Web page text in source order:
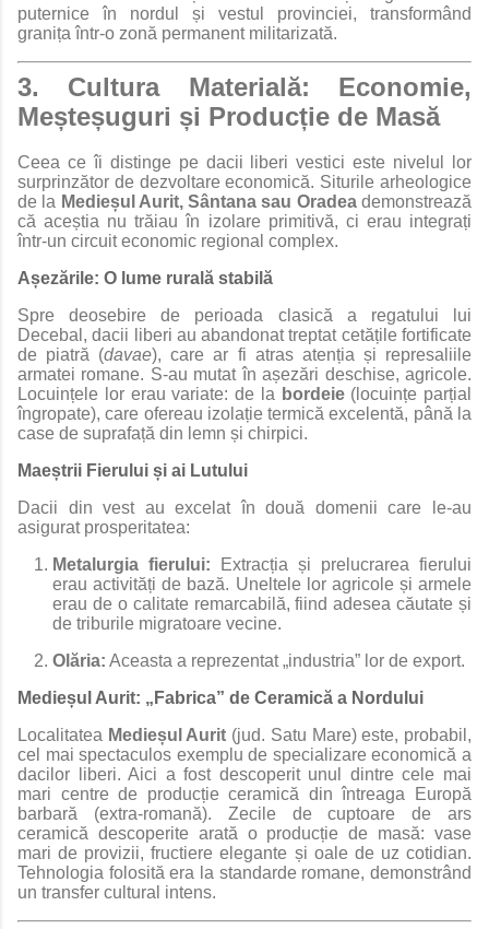
puternice în nordul și vestul provinciei, transformând
granița într-o zonă permanent militarizată.
3. Cultura Materială: Economie,
Meșteșuguri și Producție de Masă
Ceea ce îi distinge pe dacii liberi vestici este nivelul lor
surprinzător de dezvoltare economică. Siturile arheologice
de la Medieșul Aurit, Sântana sau Oradeademonstrează
că aceștia nu trăiau în izolare primitivă, ci erau integrați
într-un circuit economic regional complex.
Așezările: O lume rurală stabilă
Spre deosebire de perioada clasică a regatului lui
Decebal, dacii liberi au abandonat treptat cetățile fortificate
de piatră (davae), care ar fi atras atenția și represaliile
armatei romane. S-au mutat în așezări deschise, agricole.
Locuințele lor erau variate: de la bordeie(locuințe parțial
îngropate), care ofereau izolație termică excelentă, până la
case de suprafață din lemn și chirpici.
Maeștrii Fierului și ai Lutului
Dacii din vest au excelat în două domenii care le-au
asigurat prosperitatea:
Metalurgia fierului: Extracția și prelucrarea fierului
erau activități de bază. Uneltele lor agricole și armele
erau de o calitate remarcabilă, fiind adesea căutate și
de triburile migratoare vecine.
Olăria: Aceasta a reprezentat „industria” lor de export.
Medieșul Aurit: „Fabrica” de Ceramică a Nordului
Localitatea Medieșul Aurit (jud. Satu Mare) este, probabil,
cel mai spectaculos exemplu de specializare economică a
dacilor liberi. Aici a fost descoperit unul dintre cele mai
mari centre de producție ceramică din întreaga Europă
barbară (extra-romană). Zecile de cuptoare de ars
ceramică descoperite arată o producție de masă: vase
mari de provizii, fructiere elegante și oale de uz cotidian.
Tehnologia folosită era la standarde romane, demonstrând
un transfer cultural intens.